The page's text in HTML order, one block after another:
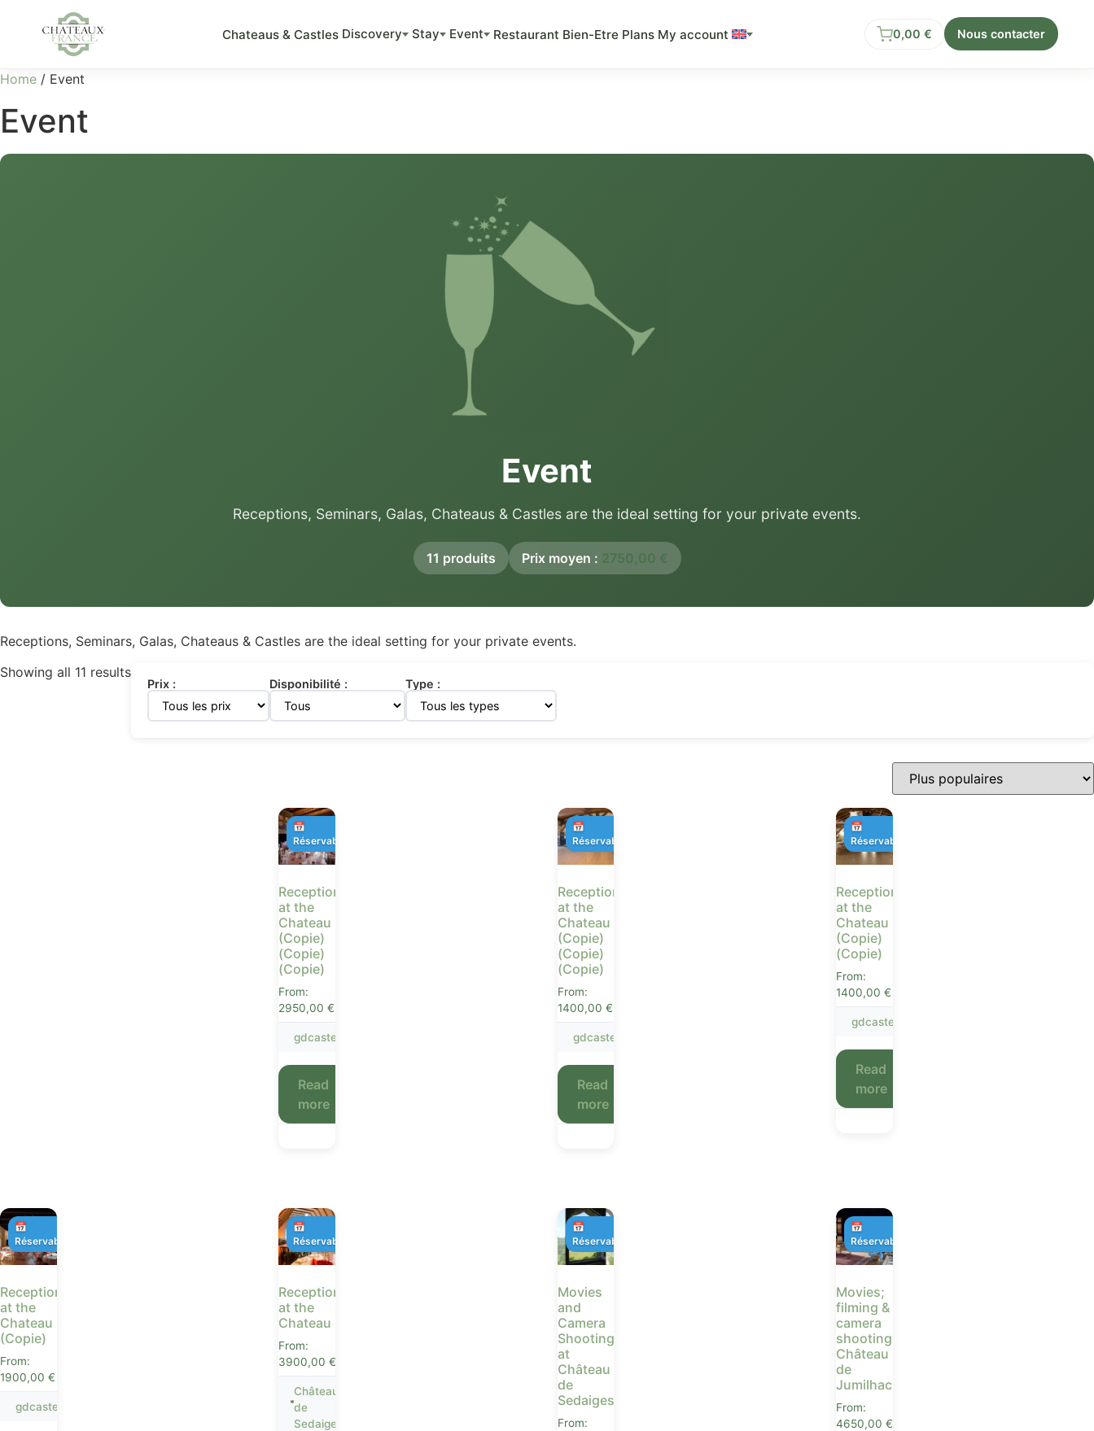
Chateaus & Castles Discovery Stay Event Restaurant Bien-Etre Plans My account 0,00 € Nous contacter
Home / Event
Event
Event
Receptions, Seminars, Galas, Chateaus & Castles are the ideal setting for your private events.
11 produits Prix moyen : 2750,00 €
Receptions, Seminars, Galas, Chateaus & Castles are the ideal setting for your private events.
Showing all 11 results
Prix : Disponibilité : Type :
Receptions
at the
Chateau
(Copie)
(Copie)
(Copie)
From:
2950,00€
📅
Réservable
gdcastet
Read
more
Receptions
at the
Chateau
(Copie)
(Copie)
(Copie)
From:
1400,00 €
📅
Réservable
gdcastet
Read
more
Receptions
at the
Chateau
(Copie)
(Copie)
From:
1400,00 €
📅
Réservable
gdcastet
Read
more
Receptions
at the
Chateau
(Copie)
From:
1900,00 €
📅
Réservable
gdcastet
Receptions
at the
Chateau
From:
3900,00€
📅
Réservable
Château
de
Sedaiges
Movies
and
Camera
Shootings
at
Château
de
Sedaiges
From:
📅
Réservable
Movies;
filming &
camera
shootings
Château
de
Jumilhac
From:
4650,00 €
📅
Réservable